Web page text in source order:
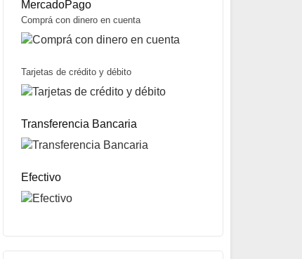
Precio sin impuestos nacionales:$1.975
10% OFFabonando con Efectivo
MercadoPago
Comprá con dinero en cuenta
Tarjetas de crédito y débito
Transferencia Bancaria
Efectivo